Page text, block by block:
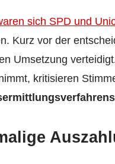
sich SPD und
Kurz vor der
Umsetzung
kritisieren